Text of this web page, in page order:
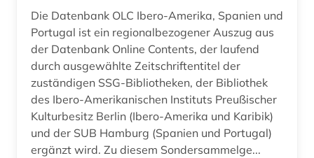
portugal (7)
portugiesisch (2)
quelle (2)
rechtschreibung (1)
redewendung (1)
Die Datenbank OLC Ibero-Amerika, Spanien und
Portugal ist ein regionalbezogener Auszug aus
der Datenbank Online Contents, der laufend
durch ausgewählte Zeitschriftentitel der
zuständigen SSG-Bibliotheken, der Bibliothek
des Ibero-Amerikanischen Instituts Preußischer
Kulturbesitz Berlin (Ibero-Amerika und Karibik)
und der SUB Hamburg (Spanien und Portugal)
ergänzt wird. Zu diesem Sondersammelge...